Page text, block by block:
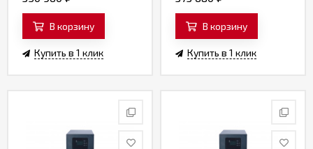
В корзину
Купить в 1 клик
В корзину
Купить в 1 клик